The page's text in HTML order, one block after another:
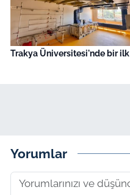
Trakya Üniversitesi'nde bir ilk
Yorumlar